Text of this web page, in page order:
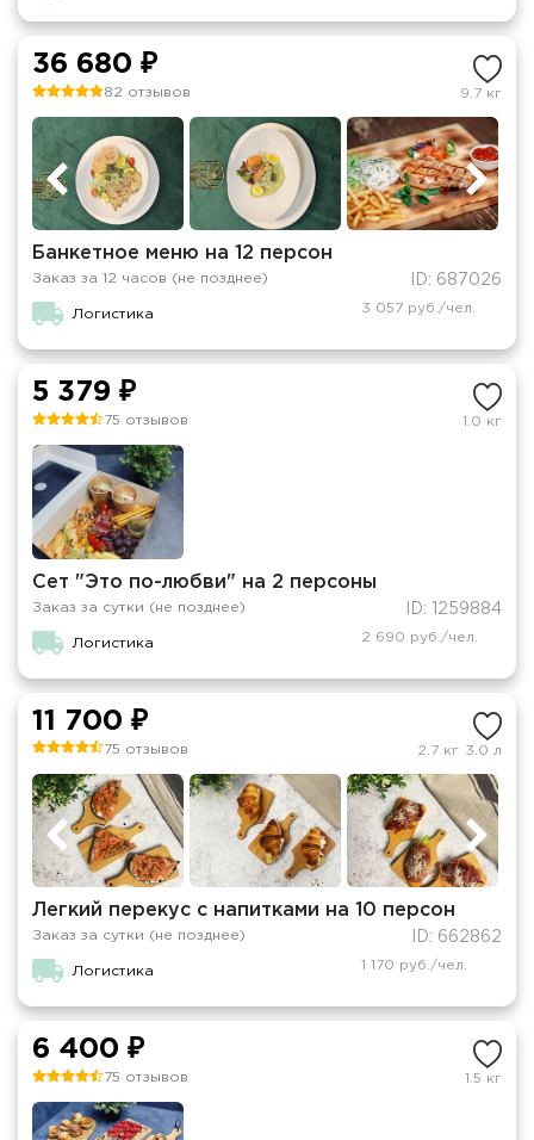
36 680 ₽
82 отзывов 9.7 кг
Банкетное меню на 12 персон
Заказ за 12 часов (не позднее) ID: 687026
Логистика 3 057 руб./чел.
5 379 ₽
75 отзывов 1.0 кг
Сет "Это по-любви" на 2 персоны
Заказ за сутки (не позднее) ID: 1259884
Логистика 2 690 руб./чел.
11 700 ₽
75 отзывов 2.7 кг 3.0 л
Легкий перекус с напитками на 10 персон
Заказ за сутки (не позднее) ID: 662862
Логистика 1 170 руб./чел.
6 400 ₽
75 отзывов 1.5 кг